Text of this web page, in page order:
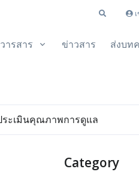
วารสาร ข่าวสาร ส่งบท
Category